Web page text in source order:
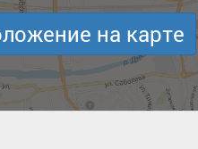
на карте